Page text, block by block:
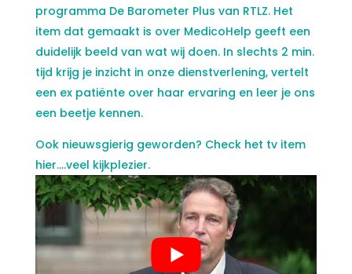
programma De Barometer Plus van RTLZ. Het
item dat gemaakt is over MedicoHelp geeft een
duidelijk beeld van wat wij doen. In slechts 2 min.
tijd krijg je inzicht in onze dienstverlening, vertelt
een ex patiënte over haar ervaring en leer je ons
een beetje kennen.
Ook nieuwsgierig geworden? Check het tv item
hier….veel kijkplezier.